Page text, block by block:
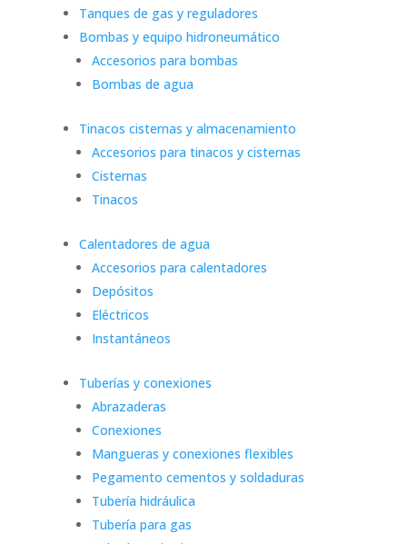
Tanques de gas y reguladores
Bombas y equipo hidroneumático
Accesorios para bombas
Bombas de agua
Tinacos cisternas y almacenamiento
Accesorios para tinacos y cisternas
Cisternas
Tinacos
Calentadores de agua
Accesorios para calentadores
Depósitos
Eléctricos
Instantáneos
Tuberías y conexiones
Abrazaderas
Conexiones
Mangueras y conexiones flexibles
Pegamento cementos y soldaduras
Tubería hidráulica
Tubería para gas